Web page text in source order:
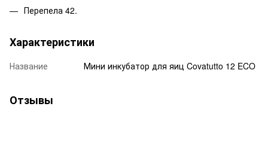
Перепела 42.
Характеристики
Название Мини инкубатор для яиц Covatutto 12 ECO
Отзывы